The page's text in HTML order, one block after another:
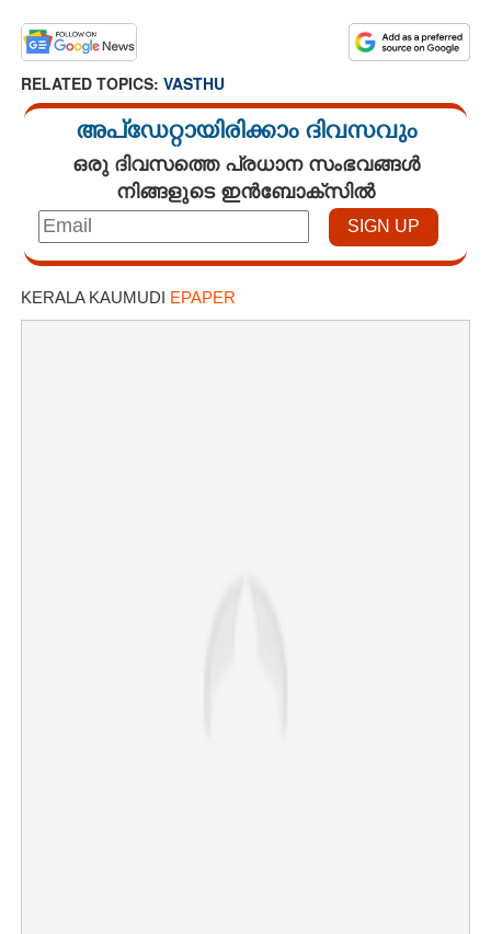
RELATED TOPICS: VASTHU
അപ്ഡേറ്റായിരിക്കാം ദിവസവും
ഒരു ദിവസത്തെ പ്രധാന സംഭവങ്ങൾ
നിങ്ങളുടെ ഇൻബോക്സിൽ
KERALA KAUMUDI EPAPER